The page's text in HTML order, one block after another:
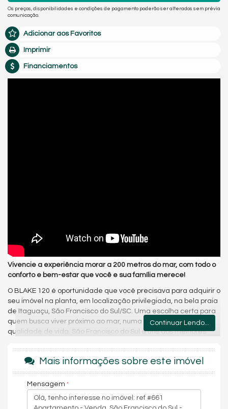
Os preços, disponibilidades e condições de pagamento poderão ser alterados sem prévia
comunicação.
Adicionar aos Favoritos
Imprimir
Financiamentos
Vivencie a experiência morar a 200 metros do mar, com todo o
conforto e bem-estar que você e sua família merece!
O BLAKE 120 é oportunidade que você precisava para adquirir o
seu imóvel na planta, em localização privilegiada, na bela praia
de Itaguaçu, São Francisco do Sul/SC. Uma escolha certa para
quem busca viver próximo ao mar, numa praia tranquila e com
qualidade de vida. São Francisco do Sul é uns dos melhores
cidade com mais selo ecológico Bandeira Azul no Brasil.
O Blake 120 foi inspirado no Lifestyle Praiano, o
todos os apartamentos oferecem uma linda vista para o mar.
Projetados com 01 suíte, 01 dormitório, 01 banheiro social sala
Continuar Lendo...
Mais informações sobre este imóvel
Mensagem